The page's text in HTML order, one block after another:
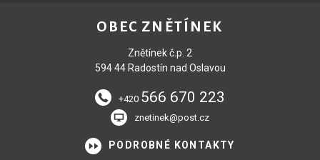
OBEC ZNĚTÍNEK
Znětínek č.p. 2
594 44 Radostín nad Oslavou
+420 566 670 223
znetinek@post.cz
PODROBNÉ KONTAKTY